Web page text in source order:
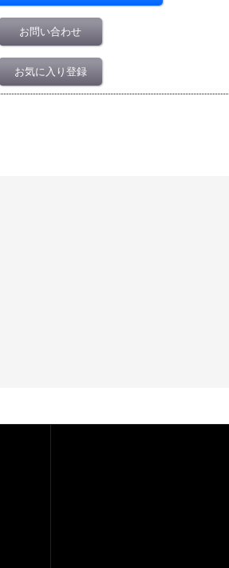
お問い合わせ
お気に入り登録